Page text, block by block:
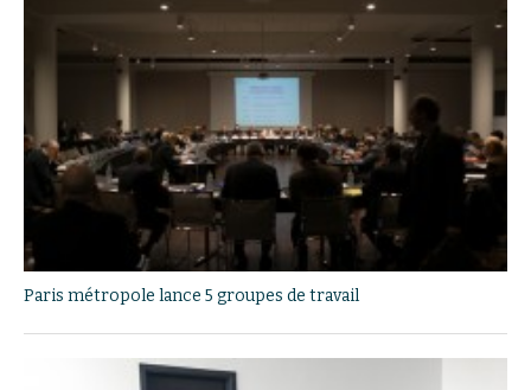
Paris métropole lance 5 groupes de travail